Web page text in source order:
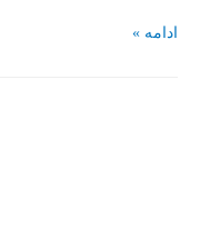
نمونه
ادامه »